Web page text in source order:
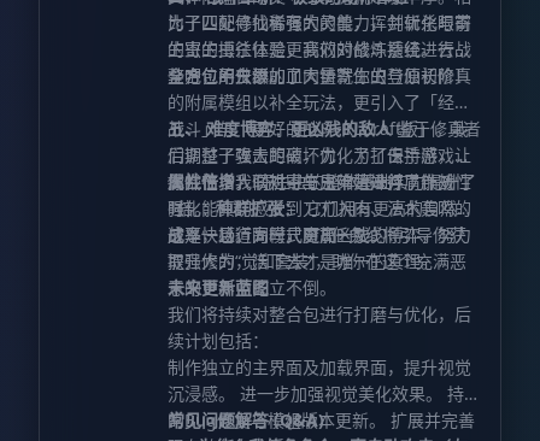
比于四处寻找稀有的灵兽，挥剑斩杀眼前
的寄生虫往往是更高效的修炼捷径。去战
斗吧，用虫群的血肉铸就你的登仙长阶！
为了匹配修仙者强大的能力，并优化与寄
生虫的搏杀体验，我们对战斗系统进行了
全方位的升级。
整合包不仅添加了大量寄生虫与原初修真
的附属模组以补全玩法，更引入了「经典
战斗」与「更好的战斗-RLCraft版」。我
们调整了攻击距离，优化了打击手感，让
你并在多人联机中与兄弟姐妹并肩作战
时，能真切感受到刀刀入肉、法术轰鸣的
战斗快感。同时，FTB任务线将引导你获
取强大的“觉知套装”，助你在这个充满恶
意的世界中屹立不倒。
五、 难度博弈：更凶残的敌人鉴于修真者
后期过于强大的破坏力，为了保持游戏的
挑战性，我们对寄生虫阵营进行了针对性
强化：
属性倍增：寄生虫的整体基础实力提升了
1倍。种群扩张：它们拥有更高的自然生
成率，且行为模式更加凶残。
这是一场道高一尺魔高一丈的博弈，努力
提升修为，活下去才是唯一的真理。
未来更新蓝图
我们将持续对整合包进行打磨与优化，后
续计划包括：
制作独立的主界面及加载界面，提升视觉
沉浸感。 进一步加强视觉美化效果。 持续
的Bug修复与模组版本更新。 扩展并完善
常见问题解答 (Q&A)